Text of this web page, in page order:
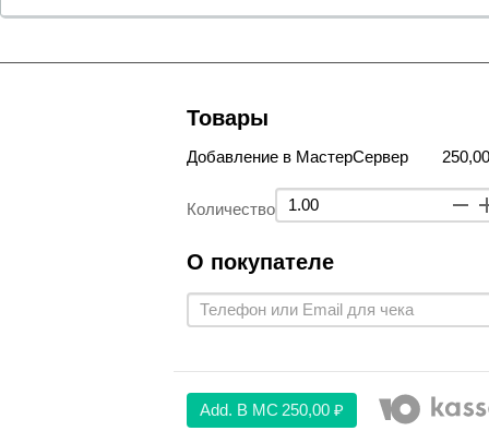
Товары
Добавление в МастерСервер
Количество
О покупателе
Аdd. В МС 250,00 ₽